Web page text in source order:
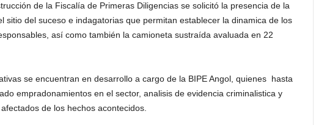
de la Fiscalía de Primeras Diligencias se solicitó la presencia de la
sitio del suceso e indagatorias que permitan establecer la dinamica de los
así como también la camioneta sustraída avaluada en 22
se encuentran en desarrollo a cargo de la BIPE Angol, quienes hasta
empradonamientos en el sector, analisis de evidencia criminalistica y
de los hechos acontecidos.